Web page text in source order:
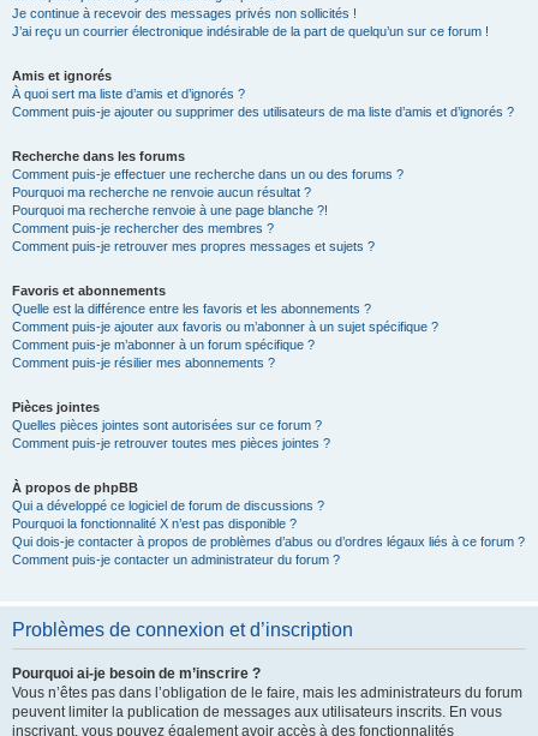
Je continue à recevoir des messages privés non sollicités !
J’ai reçu un courrier électronique indésirable de la part de quelqu’un sur ce forum !
Amis et ignorés
À quoi sert ma liste d’amis et d’ignorés ?
Comment puis-je ajouter ou supprimer des utilisateurs de ma liste d’amis et d’ignorés ?
Recherche dans les forums
Comment puis-je effectuer une recherche dans un ou des forums ?
Pourquoi ma recherche ne renvoie aucun résultat ?
Pourquoi ma recherche renvoie à une page blanche ?!
Comment puis-je rechercher des membres ?
Comment puis-je retrouver mes propres messages et sujets ?
Favoris et abonnements
Quelle est la différence entre les favoris et les abonnements ?
Comment puis-je ajouter aux favoris ou m’abonner à un sujet spécifique ?
Comment puis-je m’abonner à un forum spécifique ?
Comment puis-je résilier mes abonnements ?
Pièces jointes
Quelles pièces jointes sont autorisées sur ce forum ?
Comment puis-je retrouver toutes mes pièces jointes ?
À propos de phpBB
Qui a développé ce logiciel de forum de discussions ?
Pourquoi la fonctionnalité X n’est pas disponible ?
Qui dois-je contacter à propos de problèmes d’abus ou d’ordres légaux liés à ce forum ?
Comment puis-je contacter un administrateur du forum ?
Problèmes de connexion et d’inscription
Pourquoi ai-je besoin de m’inscrire ?
Vous n’êtes pas dans l’obligation de le faire, mais les administrateurs du forum
peuvent limiter la publication de messages aux utilisateurs inscrits. En vous
inscrivant, vous pouvez également avoir accès à des fonctionnalités